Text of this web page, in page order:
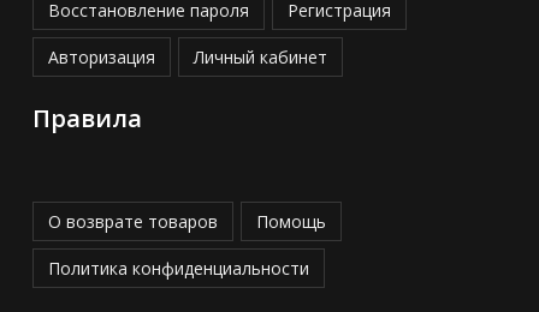
Восстановление пароля Регистрация
Авторизация Личный кабинет
Правила
О возврате товаров Помощь
Политика конфиденциальности